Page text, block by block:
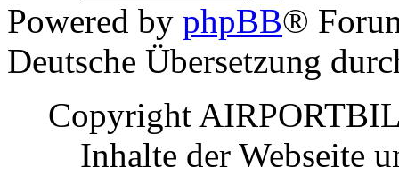
Powered by phpBB®
Deutsche Übersetzung
Copyright
Inhalte der Webseite